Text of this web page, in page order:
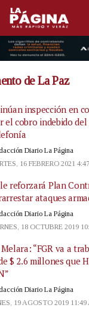
de La Paz
inspección en
el cobro indebido
Diario La Página
16 FEBRERO 2021
reforzará Plan
ataques
Diario La Página
18 OCTUBRE 2019
“FGR va a
$ 2.6 millones que
Diario La Página
19 AGOSTO 2019 11:49